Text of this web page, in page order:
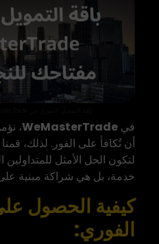
في WeMasterTrade،
أن تُكافأ على الفور. لذلك،
لتكون الحل الأمثل
خدمة، بل هي شراكة مبنية
كيفية الحصول
الفوري: